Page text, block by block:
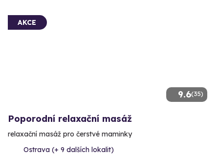
9.6(35)
AKCE
Poporodní relaxační masáž
relaxační masáž pro čerstvé maminky
Ostrava (+ 9 dalších lokalit)